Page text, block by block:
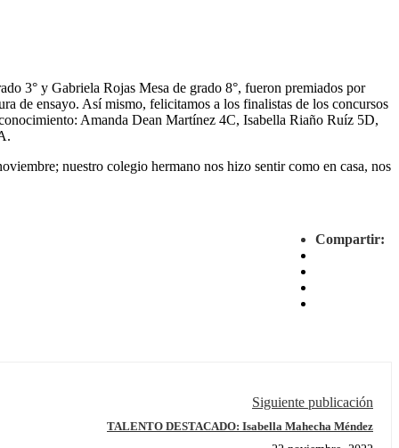
3° y Gabriela Rojas Mesa de grado 8°, fueron premiados por
de ensayo. Así mismo, felicitamos a los finalistas de los concursos
Amanda Dean Martínez 4C, Isabella Riaño Ruíz 5D,
nuestro colegio hermano nos hizo sentir como en casa, nos
Compartir:
Siguiente publicación
TALENTO DESTACADO: Isabella Mahecha Méndez